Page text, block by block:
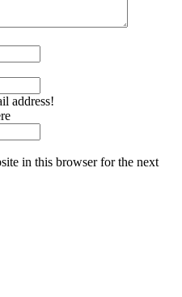
address!
in this browser for the next